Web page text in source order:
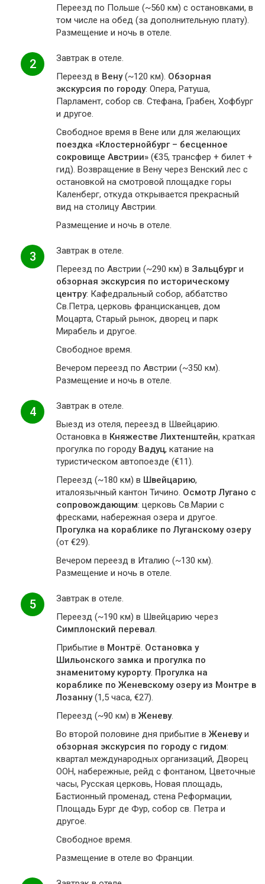
Переезд по Польше (~560 км) с остановками, в
том числе на обед (за дополнительную плату).
Размещение и ночь в отеле.
2
Завтрак в отеле.
Переезд в Вену(~120 км). Обзорная
экскурсия по городу: Опера, Ратуша,
Парламент, собор св. Стефана, Грабен, Хофбург
и другое.
Свободное время в Вене или для желающих
поездка «Клостернойбург – бесценное
сокровище Австрии» (€35, трансфер + билет +
гид). Возвращение в Вену через Венский лес с
остановкой на смотровой площадке горы
Каленберг, откуда открывается прекрасный
вид на столицу Австрии.
Размещение и ночь в отеле.
3
Завтрак в отеле.
Переезд по Австрии (~290 км) в Зальцбурги
обзорная экскурсия по историческому
центру: Кафедральный собор, аббатство
Св.Петра, церковь францисканцев, дом
Моцарта, Старый рынок, дворец и парк
Мирабель и другое.
Свободное время.
Вечером переезд по Австрии (~350 км).
Размещение и ночь в отеле.
4
Завтрак в отеле.
Выезд из отеля, переезд в Швейцарию.
Остановка в Княжестве Лихтенштейн, краткая
прогулка по городу Вадуц, катание на
туристическом автопоезде (€11).
Переезд (~180 км) в Швейцарию,
италоязычный кантон Тичино. Осмотр Лугано с
сопровождающим: церковь Св.Марии с
фресками, набережная озера и другое.
Прогулка на кораблике по Луганскому озеру
(от €29).
Вечером переезд в Италию (~130 км).
Размещение и ночь в отеле.
5
Завтрак в отеле.
Переезд (~190 км) в Швейцарию через
Симплонский перевал.
Прибытие в Монтрё. Остановка у
Шильонского замка и прогулка по
знаменитому курорту. Прогулка на
кораблике по Женевскому озеру из Монтре в
Лозанну(1,5 часа, €27).
Переезд (~90 км) в Женеву.
Во второй половине дня прибытие в Женевуи
обзорная экскурсия по городу с гидом:
квартал международных организаций, Дворец
ООН, набережные, рейд с фонтаном, Цветочные
часы, Русская церковь, Новая площадь,
Бастионный променад, стена Реформации,
Площадь Бург де Фур, собор св. Петра и
другое.
Свободное время.
Размещение в отеле во Франции.